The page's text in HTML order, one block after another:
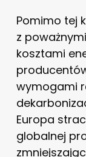
Pomimo tej
z
kosztami
wymogami
Europa
globalnej
zmniejszając